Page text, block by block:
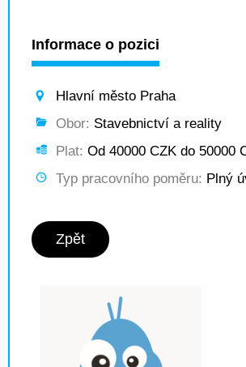
Informace o pozici
Hlavní město Praha
Obor: Stavebnictví a reality
Plat: Od 40000 CZK do 50000
Typ pracovního poměru: Plný
Zpět